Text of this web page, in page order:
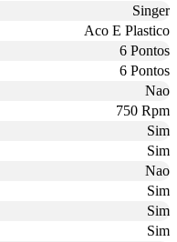
Singer
Aco E Plastico
6 Pontos
6 Pontos
Nao
750 Rpm
Sim
Sim
Nao
Sim
Sim
Sim